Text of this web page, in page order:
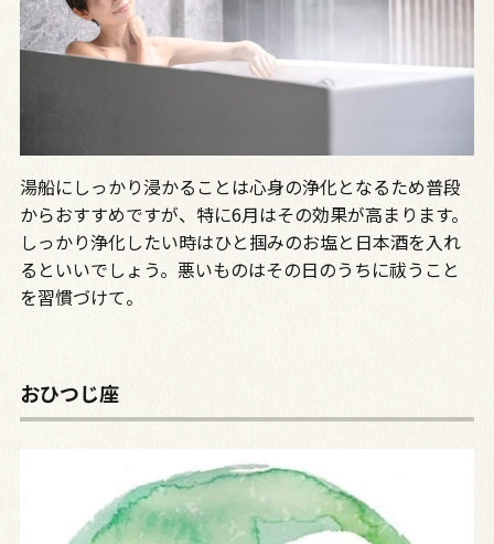
湯船にしっかり浸かることは心身の浄化となるため普段
からおすすめですが、特に6月はその効果が高まります。
しっかり浄化したい時はひと掴みのお塩と日本酒を入れ
るといいでしょう。悪いものはその日のうちに祓うこと
を習慣づけて。
おひつじ座